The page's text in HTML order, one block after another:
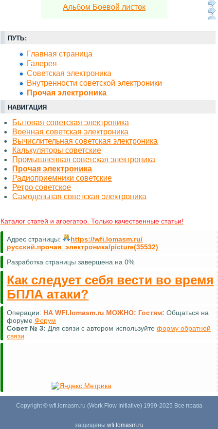
Альбом Боевой листок
ПУТЬ:
Главная страница
Галерея
Советская электроника
Внутренности советской электроники
Прочая электроника
НАВИГАЦИЯ
Бытовая советская электроника
Военная советская электроника
Вычислительная советская электроника
Калькуляторы советские
Промышленная советская электроника
Прочая электроника
Радиоприемники советские
Ретро советское
Самодельная советская электроника
Каталог статей и агрегатор. Только качественные статьи!
Адрес страницы:
https://wfi.lomasm.ru/
русский.прочая_электроника/picture(35532)
Разработка страницы завершена на 0%
Как следует себя вести во время
БПЛА атаки?
Операции: НА WFI.lomasm.ru МОЖНО: Гостям: Общаться на
форуме Форум
Совет № 3: Для связи с автором используйте форму обратной
связи
Copyright © wfi.lomasm.ru (Work Flow Initiative) 1999-2025 Все права
защищены wfi.lomasm.ru